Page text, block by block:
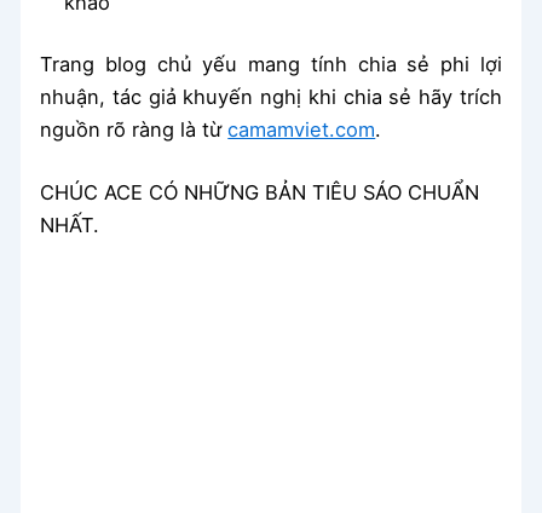
Trang blog chủ yếu mang tính chia sẻ phi lợi
nhuận, tác giả khuyến nghị khi chia sẻ hãy trích
nguồn rõ ràng là từcamamviet.com.
CHÚC ACE CÓ NHỮNG BẢN TIÊU SÁO CHUẨN
NHẤT.